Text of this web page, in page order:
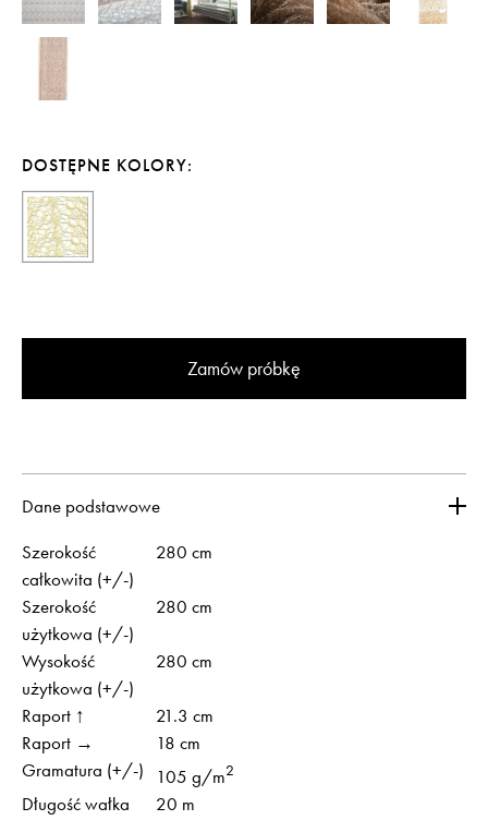
DOSTĘPNE KOLORY:
Zamów próbkę
Dane podstawowe
Szerokość
całkowita (+/-)
280 cm
Szerokość
użytkowa (+/-)
280 cm
Wysokość
użytkowa (+/-)
280 cm
Raport ↑
21.3 cm
Raport →
18 cm
Gramatura (+/-)
105 g/m2
Długość wałka
20 m